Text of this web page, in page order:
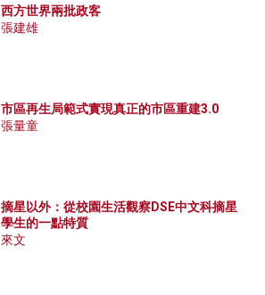
西方世界兩批政客
張建雄
市區再生局範式實現真正的市區重建3.0
張量童
摘星以外：從校園生活觀察DSE中文科摘星
學生的一點特質
來文